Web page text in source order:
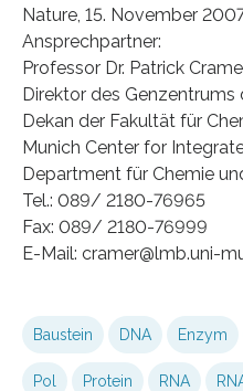
Nature, 15. November
Ansprechpartner:
Professor Dr. Patrick
Direktor des Genzentrums
Dekan der Fakultät für
Munich Center for
Department für Chemie
Tel.: 089/ 2180-76965
Fax: 089/ 2180-76999
E-Mail: cramer@lmb.uni-
Baustein DNA Enzym
Pol Protein RNA